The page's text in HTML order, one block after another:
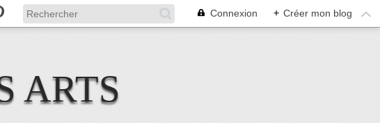
Connexion + Créer mon blog
ARTS